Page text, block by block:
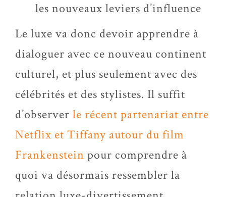
les nouveaux leviers d’influence
Le luxe va donc devoir apprendre à
dialoguer avec ce nouveau continent
culturel, et plus seulement avec des
célébrités et des stylistes. Il suffit
d’observer le récent partenariat entre
Netflix et Tiffany autour du film
Frankenstein pour comprendre à
quoi va désormais ressembler la